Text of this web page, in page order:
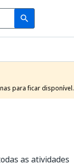
search
Search
para ficar disponível.
as atividades